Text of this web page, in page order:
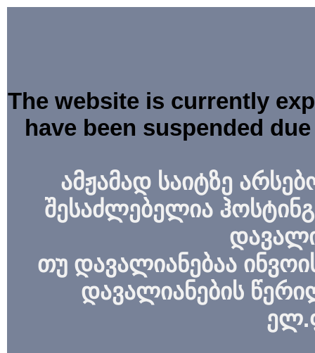
The website is currently
have been suspended
ამჟამად საიტზე
შესაძლებელია
თუ დავალიანებაა
დავალიანების